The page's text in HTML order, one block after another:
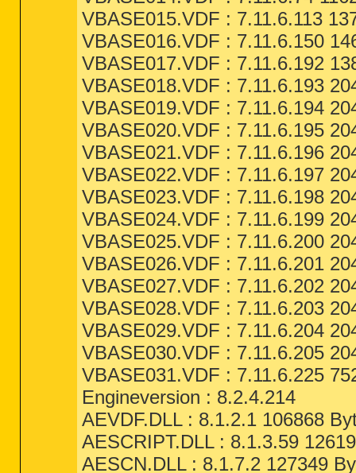
VBASE015.VDF : 7.11.6.113
VBASE016.VDF : 7.11.6.150
VBASE017.VDF : 7.11.6.192
VBASE018.VDF : 7.11.6.193
VBASE019.VDF : 7.11.6.194
VBASE020.VDF : 7.11.6.195
VBASE021.VDF : 7.11.6.196
VBASE022.VDF : 7.11.6.197
VBASE023.VDF : 7.11.6.198
VBASE024.VDF : 7.11.6.199
VBASE025.VDF : 7.11.6.200
VBASE026.VDF : 7.11.6.201
VBASE027.VDF : 7.11.6.202
VBASE028.VDF : 7.11.6.203
VBASE029.VDF : 7.11.6.204
VBASE030.VDF : 7.11.6.205
VBASE031.VDF : 7.11.6.225
Engineversion : 8.2.4.214
AEVDF.DLL : 8.1.2.1 106868
AESCRIPT.DLL : 8.1.3.59
AESCN.DLL : 8.1.7.2 127349